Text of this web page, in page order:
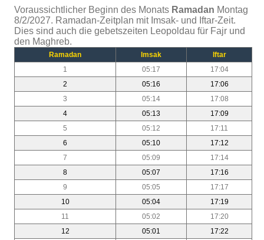
Voraussichtlicher Beginn des Monats Ramadan Montag
8/2/2027. Ramadan-Zeitplan mit Imsak- und Iftar-Zeit.
Dies sind auch die gebetszeiten Leopoldau für Fajr und
den Maghreb.
Ramadan Imsak
Iftar
1
05:17
17:04
2
05:16
17:06
3
05:14
17:08
4
05:13
17:09
5
05:12
17:11
6
05:10
17:12
7
05:09
17:14
8
05:07
17:16
9
05:05
17:17
10
05:04
17:19
11
05:02
17:20
12
05:01
17:22